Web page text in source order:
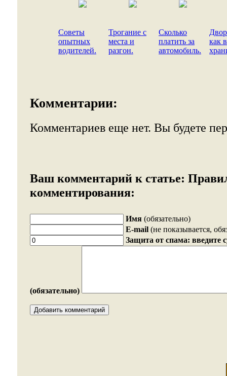
Советы
опытных
водителей.
Трогание c
места и
разгон.
Сколько
платить за
автомобиль.
как
Комментарии:
Комментариев еще нет. Вы будете
Ваш комментарий к статье:
комментирования:
Имя (обязательно)
E-mail (не показывается,
Защита от спама: введите
(обязательно)